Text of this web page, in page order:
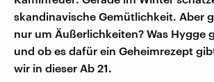
skandinavische Gemütlichkeit. Aber
nur um Äußerlichkeiten? Was Hygge
und ob es dafür ein Geheimrezept
wir in dieser Ab 21.